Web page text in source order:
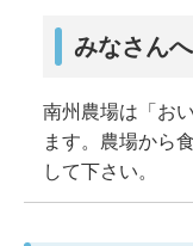
みなさん
南州農場は「お
ます。農場から
して下さい。